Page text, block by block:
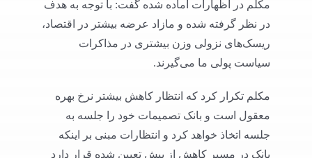
مکلم در اظهارات آماده شده گفت: با توجه به هدف
در نظر گرفته شده و مازاد عرضه بیشتر در اقتصاد،
ریسک‌های نزولی وزن بیشتری در مذاکرات
سیاست پولی ما می‌گیرند.
مکلم تکرار کرد که انتظار کاهش بیشتر نرخ بهره
معقول است و بانک تصمیمات خود را جلسه به
جلسه اتخاذ خواهد کرد و انتظارات مبنی بر اینکه
بانک در مسیر کاهش از پیش تعیین شده قرار دارد